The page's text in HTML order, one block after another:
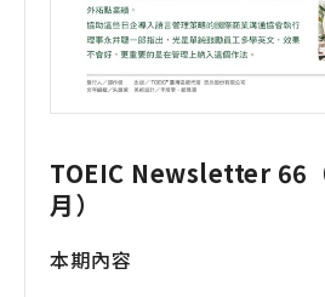
TOEIC Newsletter 66
月）
本期內容